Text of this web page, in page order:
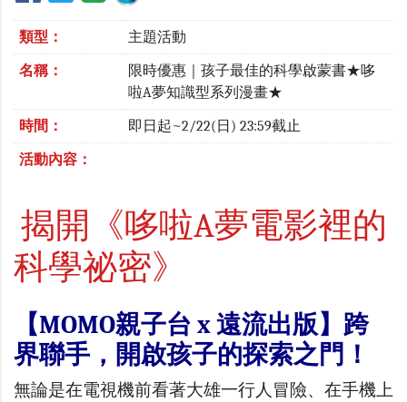
類型： 主題活動
名稱：
限時優惠｜孩子最佳的科學啟蒙書★哆
啦A夢知識型系列漫畫★
時間： 即日起~2/22(日) 23:59截止
活動內容：
揭開《哆啦A夢電影裡的
科學祕密》
【MOMO親子台 x 遠流出版】跨
界聯手，開啟孩子的探索之門！
無論是在電視機前看著大雄一行人冒險、在手機上